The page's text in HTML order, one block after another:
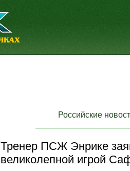
Российские
Тренер ПСЖ Энрике
великолепной игрой